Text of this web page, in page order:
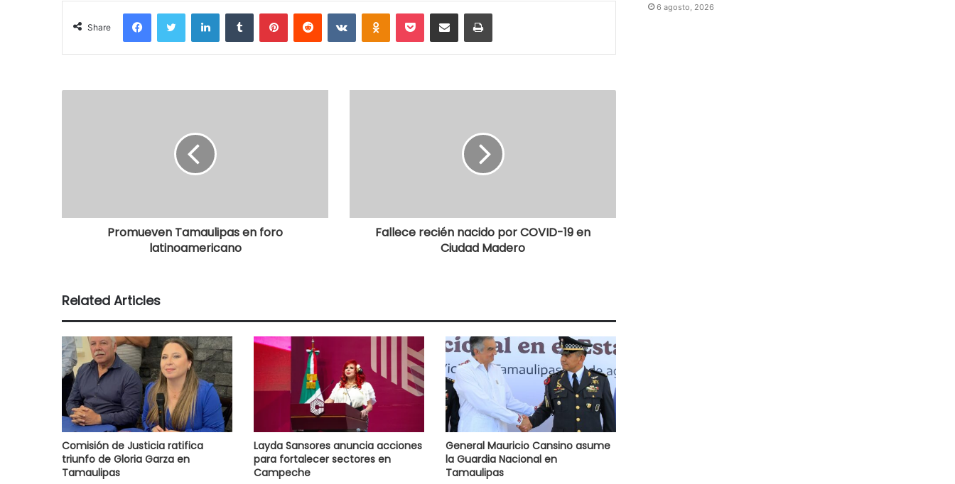
Share
Promueven Tamaulipas en foro
latinoamericano
Fallece recién nacido por COVID-19 en
Ciudad Madero
Related Articles
Comisión de Justicia ratifica
triunfo de Gloria Garza en
Tamaulipas
Layda Sansores anuncia acciones
para fortalecer sectores en
Campeche
General Mauricio Cansino asume
la Guardia Nacional en
Tamaulipas
6 agosto, 2026